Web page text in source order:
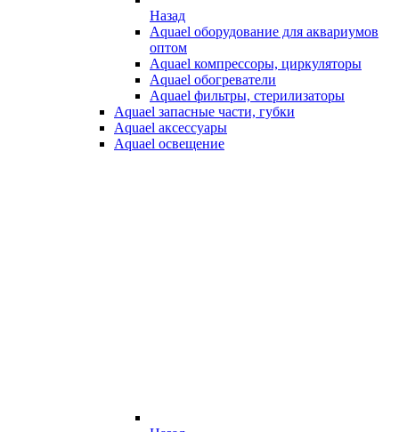
Назад
Aquael оборудование для аквариумов
оптом
Aquael компрессоры, циркуляторы
Aquael обогреватели
Aquael фильтры, стерилизаторы
Aquael запасные части, губки
Aquael аксессуары
Aquael освещение